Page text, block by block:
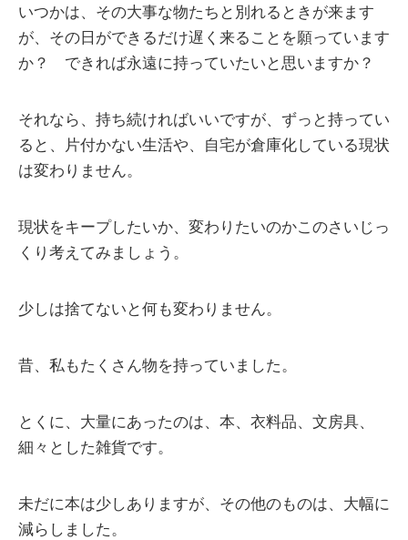
いつかは、その大事な物たちと別れるときが来ます
が、その日ができるだけ遅く来ることを願っています
か？ できれば永遠に持っていたいと思いますか？
それなら、持ち続ければいいですが、ずっと持ってい
ると、片付かない生活や、自宅が倉庫化している現状
は変わりません。
現状をキープしたいか、変わりたいのかこのさいじっ
くり考えてみましょう。
少しは捨てないと何も変わりません。
昔、私もたくさん物を持っていました。
とくに、大量にあったのは、本、衣料品、文房具、
細々とした雑貨です。
未だに本は少しありますが、その他のものは、大幅に
減らしました。